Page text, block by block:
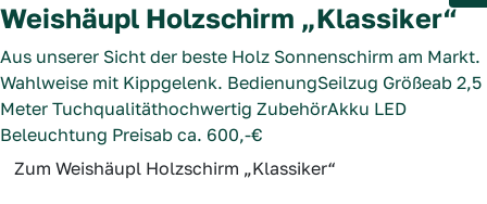
Weishäupl Holzschirm „Klassiker“
Aus unserer Sicht der beste Holz Sonnenschirm am Markt.
Wahlweise mit Kippgelenk. BedienungSeilzug Größeab 2,5
Meter Tuchqualitäthochwertig ZubehörAkku LED
Beleuchtung Preisab ca. 600,-€
Zum Weishäupl Holzschirm „Klassiker“